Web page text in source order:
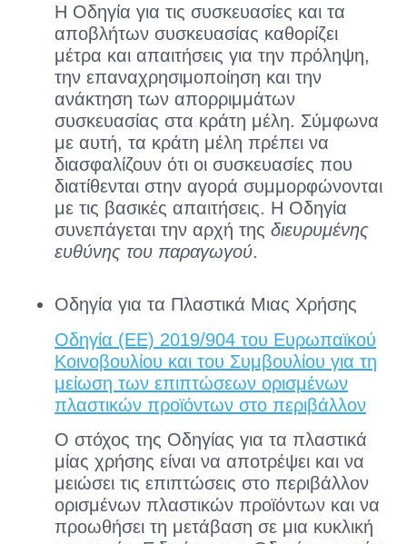
Η Οδηγία για τις συσκευασίες και τα
αποβλήτων συσκευασίας καθορίζει
μέτρα και απαιτήσεις για την πρόληψη,
την επαναχρησιμοποίηση και την
ανάκτηση των απορριμμάτων
συσκευασίας στα κράτη μέλη. Σύμφωνα
με αυτή, τα κράτη μέλη πρέπει να
διασφαλίζουν ότι οι συσκευασίες που
διατίθενται στην αγορά συμμορφώνονται
με τις βασικές απαιτήσεις. Η Οδηγία
συνεπάγεται την αρχή της διευρυμένης
ευθύνης του παραγωγού.
Οδηγία για τα Πλαστικά Μιας Χρήσης
Οδηγία (EE) 2019/904 του Ευρωπαϊκού
Κοινοβουλίου και του Συμβουλίου για τη
μείωση των επιπτώσεων ορισμένων
πλαστικών προϊόντων στο περιβάλλον
Ο στόχος της Οδηγίας για τα πλαστικά
μίας χρήσης είναι να αποτρέψει και να
μειώσει τις επιπτώσεις στο περιβάλλον
ορισμένων πλαστικών προϊόντων και να
προωθήσει τη μετάβαση σε μια κυκλική